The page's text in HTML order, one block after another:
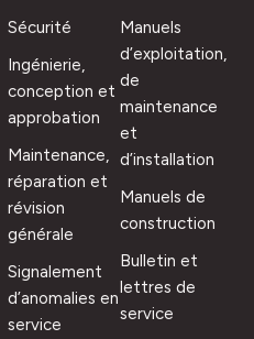
Sécurité
Ingénierie,
conception et
approbation
Maintenance,
réparation et
révision
générale
Signalement
d’anomalies en
service
Manuels
d’exploitation,
de
maintenance
et
d’installation
Manuels de
construction
Bulletin et
lettres de
service